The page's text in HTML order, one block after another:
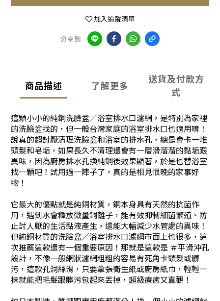
加入追蹤清單
分享到
商品描述 了解更多
送貨及付款方
式
這顆小小的純銅洗臉盆／浴室排水口濾網，是特別為家裡
的洗臉盆找的，但一般台灣家庭的浴室排水口也適用唷！
說真的超討厭清理洗臉盆和浴室的排水孔，總是會卡一堆
頭髮和皂垢，如果長久不清理還會有一層滑溜溜的黏垢跟
異味，因為廚房排水孔換純銅後效果顯著，於是也替浴室
找一顆吧！試用過一陣子了，真的是相見恨晚的家事好
物！
它最大的優點就是純銅材質，銅本身具有天然的抗菌作
用，遇到水會釋放微量銅離子，能有效抑制細菌繁殖、防
止討人厭的生活黏液產生，還能大幅減少水管處的異味！
但純銅材質的洗臉盆／浴室排水口濾網市面上也很多，這
次推薦這款還有一個重要原因！那就是這款是 ＃平滑沖孔
設計，不像一般網狀濾網粗粗的容易有死角卡頭髮或髒
污，這款孔洞絲滑，只要拿張衛生紙或廚房紙巾，輕輕一
抹就能把毛髮跟髒污包起來丟掉，超級療癒又直觀！